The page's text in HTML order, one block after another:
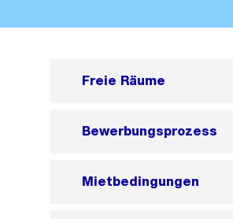
Freie Räume
Bewerbungsprozess
Mietbedingungen